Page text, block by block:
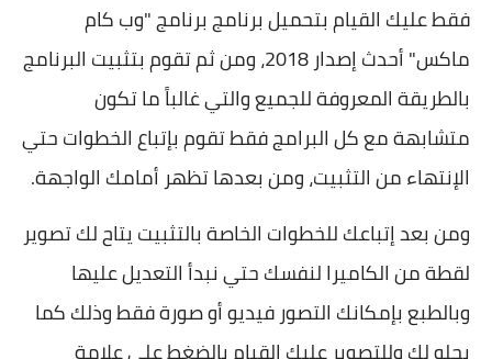
فقط عليك القيام بتحميل برنامج برنامج "وب كام
ماكس" أحدث إصدار 2018، ومن ثم تقوم بتثبيت البرنامج
بالطريقة المعروفة للجميع والتي غالباً ما تكون
متشابهة مع كل البرامج فقط تقوم بإتباع الخطوات حتي
الإنتهاء من التثبيت، ومن بعدها تظهر أمامك الواجهة.
ومن بعد إتباعك للخطوات الخاصة بالتثبيت يتاح لك تصوير
لقطة من الكاميرا لنفسك حتي نبدأ التعديل عليها
وبالطبع بإمكانك التصور فيديو أو صورة فقط وذلك كما